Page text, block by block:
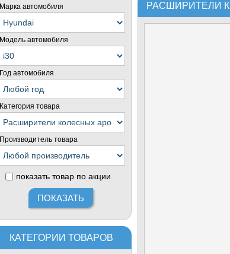
Марка автомобиля
Модель автомобиля
Год автомобиля
Категория товара
Производитель товара
показать товар по акции
КАТЕГОРИИ ТОВАРОВ
РАСШИРИТЕЛИ